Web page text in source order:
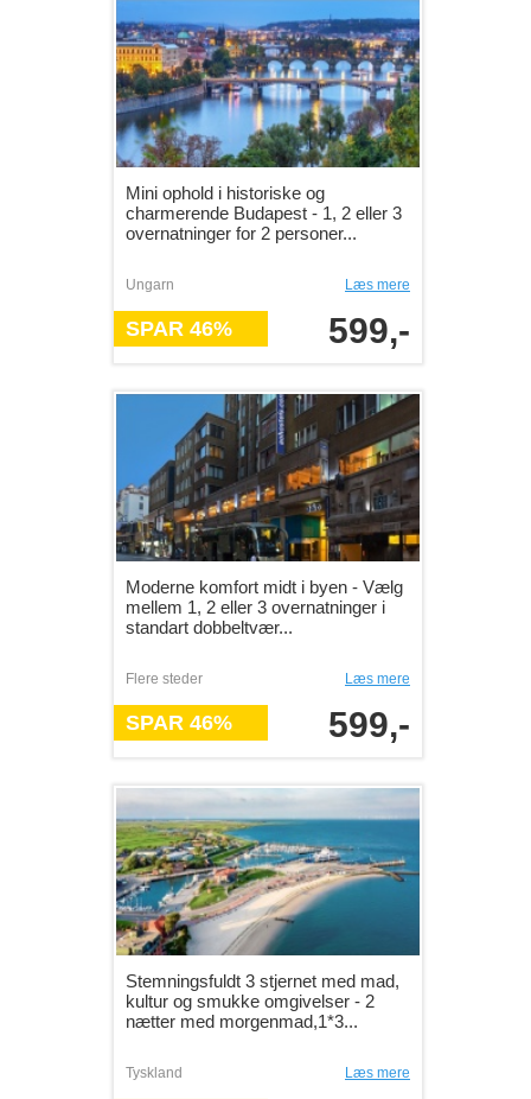
Mini ophold i historiske og
charmerende Budapest - 1, 2 eller 3
overnatninger for 2 personer...
Ungarn Læs mere
SPAR 46% 599,-
Moderne komfort midt i byen - Vælg
mellem 1, 2 eller 3 overnatninger i
standart dobbeltvær...
Flere steder Læs mere
SPAR 46% 599,-
Stemningsfuldt 3 stjernet med mad,
kultur og smukke omgivelser - 2
nætter med morgenmad,1*3...
Tyskland Læs mere